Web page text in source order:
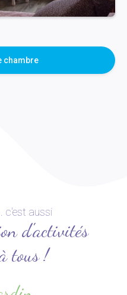
chambre
c'est aussi
d'activités
tous !